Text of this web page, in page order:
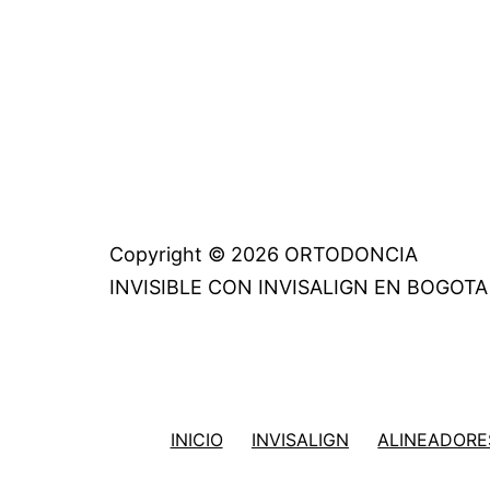
Copyright © 2026 ORTODONCIA
INVISIBLE CON INVISALIGN EN BOGOTA
INICIO INVISALIGN